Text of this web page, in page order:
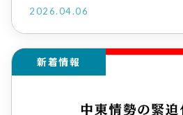
2026.04.06
新着情報